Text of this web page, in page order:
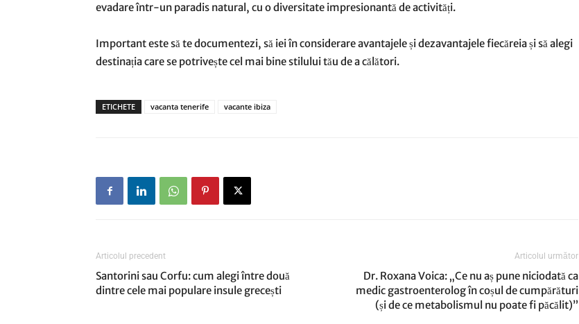
evadare într-un paradis natural, cu o diversitate impresionantă de activități.
Important este să te documentezi, să iei în considerare avantajele și dezavantajele fiecăreia și să alegi
destinația care se potrivește cel mai bine stilului tău de a călători.
ETICHETE vacanta tenerife vacante ibiza
Articolul precedent
Santorini sau Corfu: cum alegi între două
dintre cele mai populare insule grecești
Articolul următor
Dr. Roxana Voica: „Ce nu aș pune niciodată ca
medic gastroenterolog în coșul de cumpărături
(și de ce metabolismul nu poate fi păcălit)”